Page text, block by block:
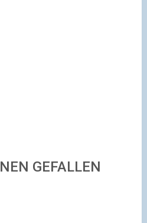
GEFALLEN